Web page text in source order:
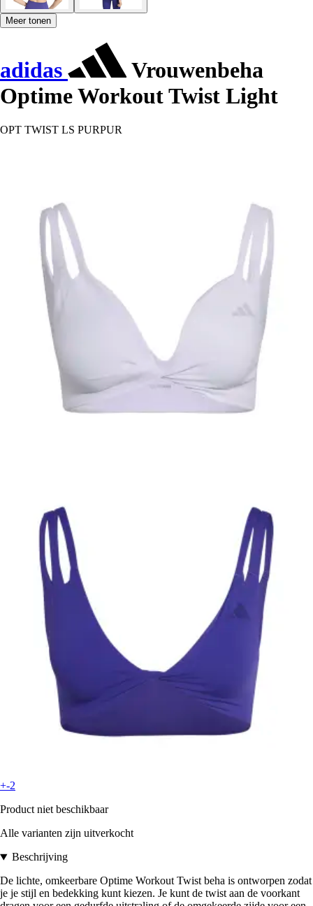
Meer tonen
adidas
Vrouwenbeha
Optime Workout Twist Light
OPT TWIST LS PURPUR
+-2
Product niet beschikbaar
Alle varianten zijn uitverkocht
Beschrijving
De lichte, omkeerbare Optime Workout Twist beha is ontworpen zodat
je je stijl en bedekking kunt kiezen. Je kunt de twist aan de voorkant